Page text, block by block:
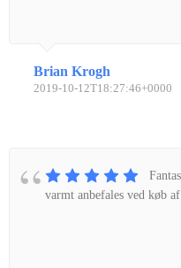
Brian Krogh
2019-10-12T18:27:46+0000
varmt anbefales ved køb